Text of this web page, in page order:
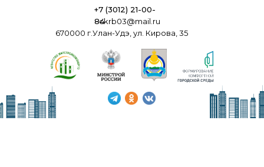
+7 (3012) 21-00-
84ckrb03@mail.ru
670000 г.Улан-Удэ, ул. Кирова, 35